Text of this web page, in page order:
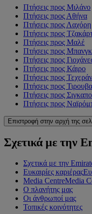
Πτήσεις προς Μιλάνο
Πτήσεις προς Αθήνα
Πτήσεις προς Λαχόρη
Πτήσεις προς
Πτήσεις προς Μαλέ
Πτήσεις προς
Πτήσεις προς
Πτήσεις προς Κάιρο
Πτήσεις προς
Πτήσεις προς
Πτήσεις προς
Πτήσεις προς
Επιστροφή στην αρχή της
Σχετικά με την
Σχετικά με την
Ευκαιρίες καριέρας
Media CentreMedia
Ο πλανήτης μας
Οι άνθρωποί μας
Τοπικές κοινότητες